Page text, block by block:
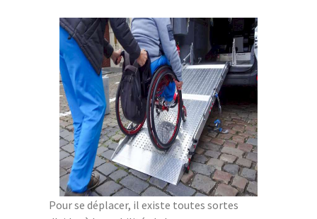
Pour se déplacer, il existe toutes sortes